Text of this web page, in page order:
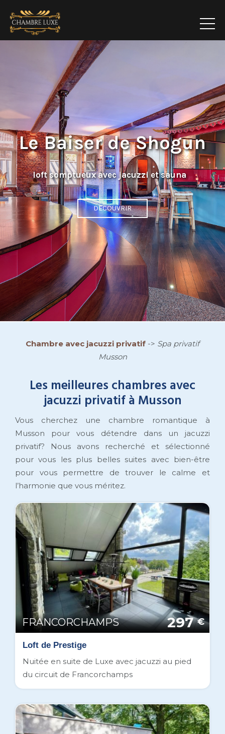
Le Baiser de Shogun
DECOUVRIR
loft somptueux avec jacuzzi et sauna
Chambre avec jacuzzi privatif -> Spa privatif
Musson
Les meilleures chambres avec
jacuzzi privatif à Musson
Vous cherchez une chambre romantique à
Musson pour vous détendre dans un jacuzzi
privatif? Nous avons recherché et sélectionné
pour vous les plus belles suites avec bien-être
pour vous permettre de trouver le calme et
l’harmonie que vous méritez.
FRANCORCHAMPS 297 €
Loft de Prestige
Nuitée en suite de Luxe avec jacuzzi au pied
du circuit de Francorchamps